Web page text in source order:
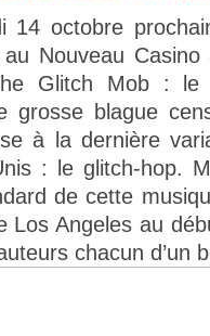
14 octobre
Nouveau
Glitch Mob :
grosse blague
à la dernière
: le glitch-hop.
de cette
Los Angeles au
chacun d’un